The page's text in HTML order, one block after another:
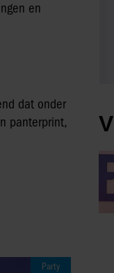
en
dat onder
panterprint,
Party